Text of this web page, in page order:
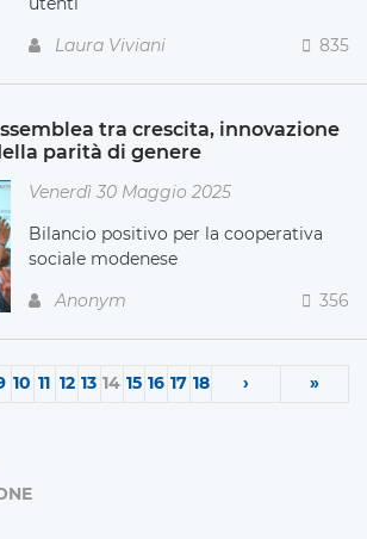
Laura Viviani
835
tra crescita, innovazione
parità di genere
Venerdì 30 Maggio 2025
Bilancio positivo per la cooperativa
sociale modenese
Anonym
356
10 11 12 13 14 15 16 17 18 › »